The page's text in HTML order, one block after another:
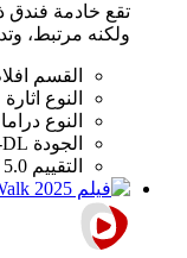
تقع خادمة
ولكنه مرتبط،
القسم
النوع اثارة
النوع دراما
الجودة
التقييم 5.0 / 10